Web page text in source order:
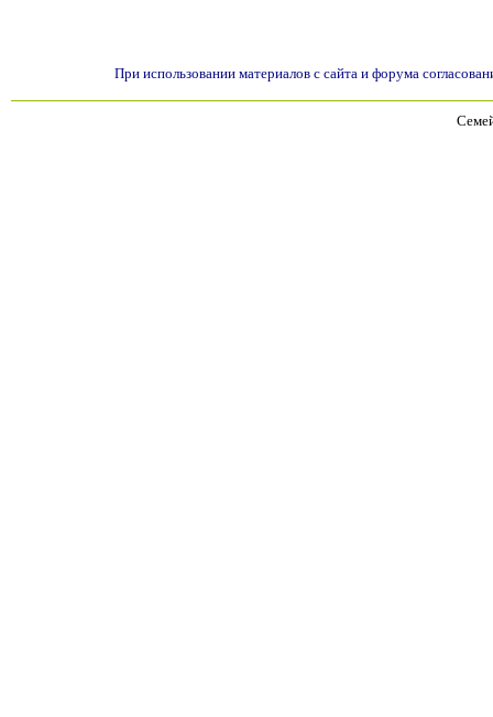
При использовании материалов с сайта и форума